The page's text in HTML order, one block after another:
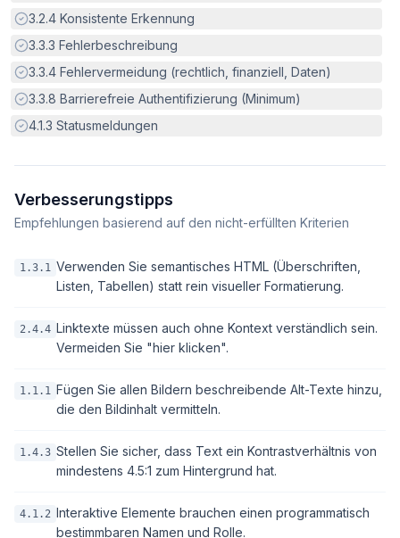
Erfüllt:
3.2.4 Konsistente Erkennung
Erfüllt:
3.3.3 Fehlerbeschreibung
Erfüllt:
3.3.4 Fehlervermeidung (rechtlich, finanziell, Daten)
Erfüllt:
3.3.8 Barrierefreie Authentifizierung (Minimum)
Erfüllt:
4.1.3 Statusmeldungen
Verbesserungstipps
Empfehlungen basierend auf den nicht-erfüllten Kriterien
1.3.1 Verwenden Sie semantisches HTML (Überschriften,
Listen, Tabellen) statt rein visueller Formatierung.
2.4.4 Linktexte müssen auch ohne Kontext verständlich sein.
Vermeiden Sie "hier klicken".
1.1.1 Fügen Sie allen Bildern beschreibende Alt-Texte hinzu,
die den Bildinhalt vermitteln.
1.4.3 Stellen Sie sicher, dass Text ein Kontrastverhältnis von
mindestens 4.5:1 zum Hintergrund hat.
4.1.2 Interaktive Elemente brauchen einen programmatisch
bestimmbaren Namen und Rolle.